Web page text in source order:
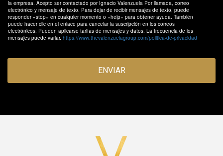
la empresa. Acepto ser contactado por Ignacio Valenzuela Por llamada, correo
electrónico y mensaje de texto. Para dejar de recibir mensajes de texto, puede
responder «stop» en cualquier momento o «help» para obtener ayuda. También
puede hacer clic en el enlace para cancelar la suscripción en los correos
electrónicos. Pueden aplicarse tarifas de mensajes y datos. La frecuencia de los
mensajes puede variar. https://www.thevalenzuelagroup.com/politica-de-privacidad
ENVIAR